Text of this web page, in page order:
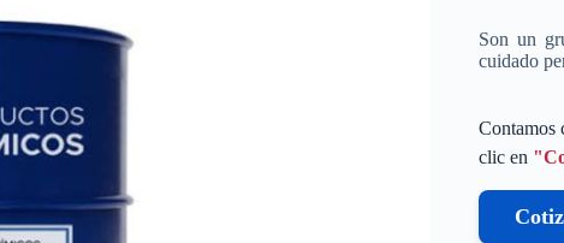
Son un
cuidado
Contamos
clic en